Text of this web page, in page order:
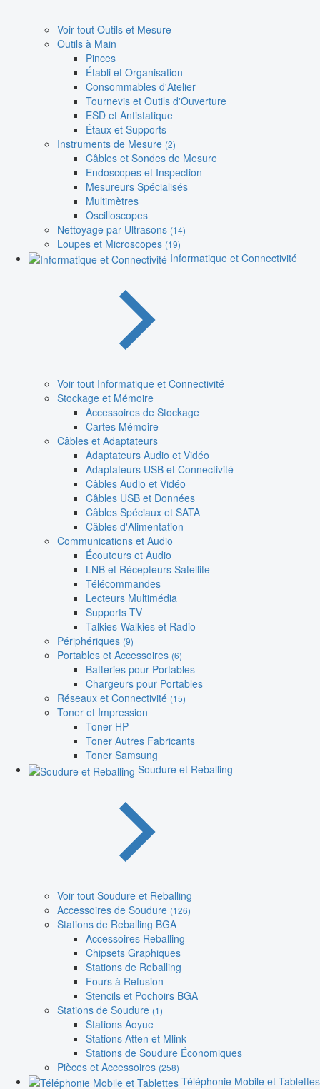
Voir tout Outils et Mesure
Outils à Main
Pinces
Établi et Organisation
Consommables d'Atelier
Tournevis et Outils d'Ouverture
ESD et Antistatique
Étaux et Supports
Instruments de Mesure (2)
Câbles et Sondes de Mesure
Endoscopes et Inspection
Mesureurs Spécialisés
Multimètres
Oscilloscopes
Nettoyage par Ultrasons (14)
Loupes et Microscopes (19)
Informatique et Connectivité
Voir tout Informatique et Connectivité
Stockage et Mémoire
Accessoires de Stockage
Cartes Mémoire
Câbles et Adaptateurs
Adaptateurs Audio et Vidéo
Adaptateurs USB et Connectivité
Câbles Audio et Vidéo
Câbles USB et Données
Câbles Spéciaux et SATA
Câbles d'Alimentation
Communications et Audio
Écouteurs et Audio
LNB et Récepteurs Satellite
Télécommandes
Lecteurs Multimédia
Supports TV
Talkies-Walkies et Radio
Périphériques (9)
Portables et Accessoires (6)
Batteries pour Portables
Chargeurs pour Portables
Réseaux et Connectivité (15)
Toner et Impression
Toner HP
Toner Autres Fabricants
Toner Samsung
Soudure et Reballing
Voir tout Soudure et Reballing
Accessoires de Soudure (126)
Stations de Reballing BGA
Accessoires Reballing
Chipsets Graphiques
Stations de Reballing
Fours à Refusion
Stencils et Pochoirs BGA
Stations de Soudure (1)
Stations Aoyue
Stations Atten et Mlink
Stations de Soudure Économiques
Pièces et Accessoires (258)
Téléphonie Mobile et Tablettes